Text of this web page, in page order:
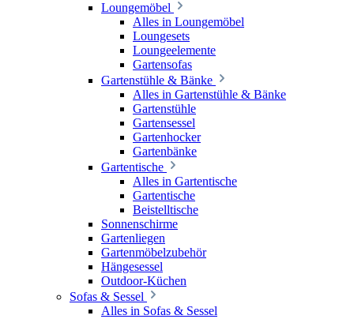
Loungemöbel
Alles in Loungemöbel
Loungesets
Loungeelemente
Gartensofas
Gartenstühle & Bänke
Alles in Gartenstühle & Bänke
Gartenstühle
Gartensessel
Gartenhocker
Gartenbänke
Gartentische
Alles in Gartentische
Gartentische
Beistelltische
Sonnenschirme
Gartenliegen
Gartenmöbelzubehör
Hängesessel
Outdoor-Küchen
Sofas & Sessel
Alles in Sofas & Sessel